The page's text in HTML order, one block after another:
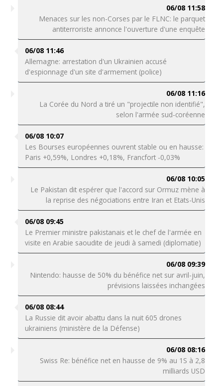
06/08 11:58
Menaces sur les non-Corses par le FLNC: le parquet
antiterroriste annonce l'ouverture d'une enquête
06/08 11:46
Allemagne: arrestation d'un Ukrainien accusé
d'espionnage d'un site d'armement (police)
06/08 11:16
La Corée du Nord a tiré un "projectile non identifié",
selon l'armée sud-coréenne
06/08 10:07
Les Bourses européennes ouvrent stable ou en hausse:
Paris +0,59%, Londres +0,18%, Francfort -0,03%
06/08 10:05
Le Pakistan dit espérer que l'accord sur Ormuz mène à
la reprise des négociations entre Iran et Etats-Unis
06/08 09:45
Le Premier ministre pakistanais et le chef de l'armée en
visite en Arabie saoudite de jeudi à samedi (diplomatie)
06/08 09:39
Nintendo: hausse de 50% du bénéfice net sur avril-juin,
prévisions laissées inchangées
06/08 08:44
La Russie dit avoir abattu dans la nuit 605 drones
ukrainiens (ministère de la Défense)
06/08 08:16
Swiss Re: bénéfice net en hausse de 9% au 1S à 2,8
milliards USD